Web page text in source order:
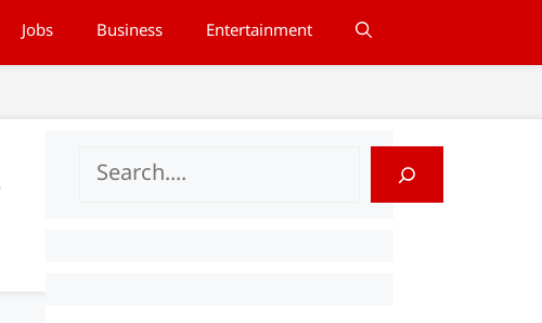
Jobs Business Entertainment
Search